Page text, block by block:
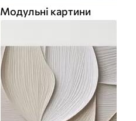
Модульні картини